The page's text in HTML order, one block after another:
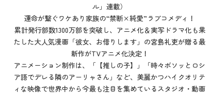
ル」連載）
運命が繋ぐワケあり家族の“禁断×純愛”ラブコメディ！
累計発行部数1300万部を突破し、アニメ化＆実写ドラマ化も果
たした大人気漫画「彼女、お借りします」の宮島礼吏が贈る最
新作がTVアニメ化決定！
アニメーション制作は、「【推しの子】」「時々ボソッとロシ
ア語でデレる隣のアーリャさん」など、美麗かつハイクオリテ
ィな映像で世界中から今最も注目を集めているスタジオ・動画